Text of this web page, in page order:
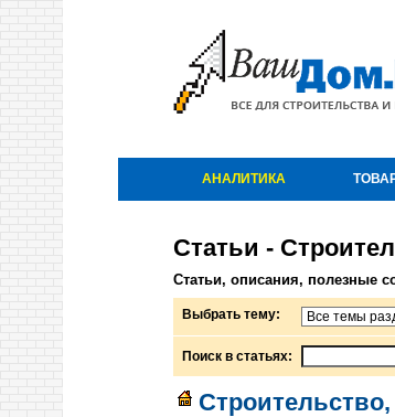
АНАЛИТИКА
Статьи -
Статьи, описания, полезные
Выбрать тему:
Поиск в статьях: